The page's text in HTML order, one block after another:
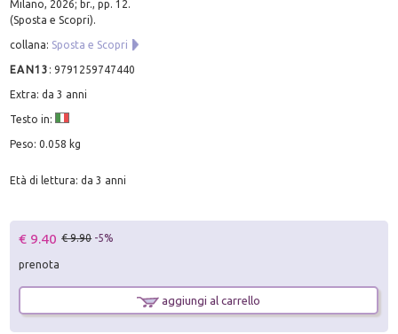
Milano, 2026; br., pp. 12.
(Sposta e Scopri).
collana: Sposta e Scopri
EAN13 :9791259747440
Extra: da 3 anni
Testo in:
Peso: 0.058 kg
Età di lettura: da 3 anni
€ 9.40 € 9.90 -5%
prenota
aggiungi al carrello